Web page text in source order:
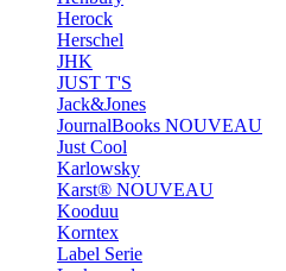
Herock
Herschel
JHK
JUST T'S
Jack&Jones
JournalBooks NOUVEAU
Just Cool
Karlowsky
Karst® NOUVEAU
Kooduu
Korntex
Label Serie